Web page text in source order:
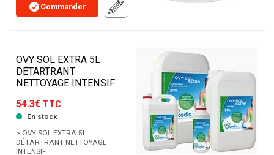
Commander
OVY SOL EXTRA 5L
DÉTARTRANT
NETTOYAGE INTENSIF
54.3€ TTC
En stock
> OVY SOL EXTRA 5L
DÉTARTRANT NETTOYAGE
INTENSIF